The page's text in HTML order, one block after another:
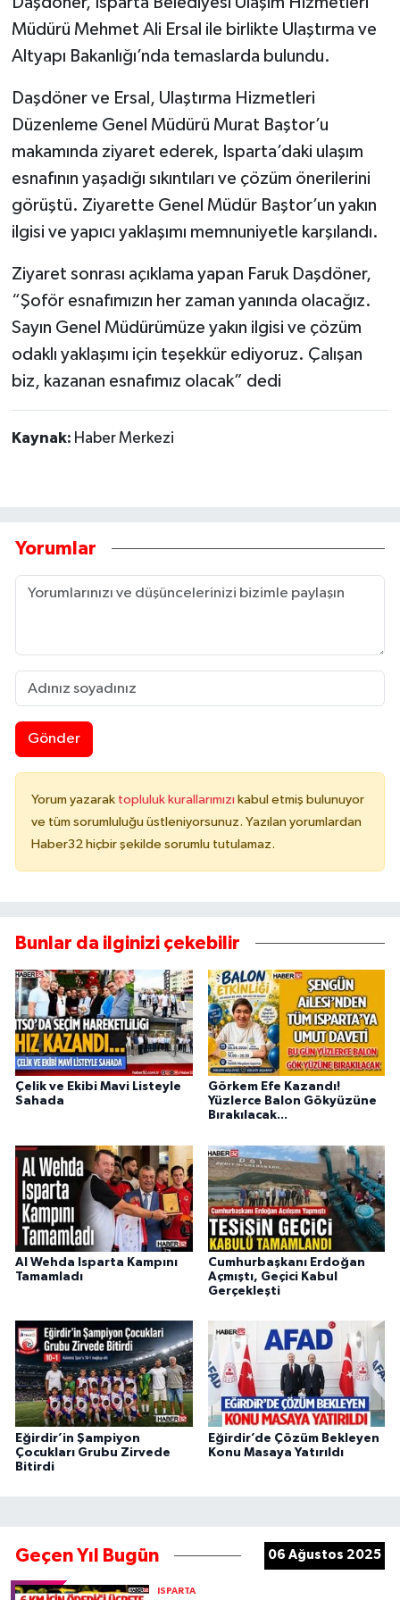
Müdürü Mehmet Ali Ersal ile birlikte Ulaştırma ve
Altyapı Bakanlığı’nda temaslarda bulundu.
Daşdöner ve Ersal, Ulaştırma Hizmetleri
Düzenleme Genel Müdürü Murat Baştor’u
makamında ziyaret ederek, Isparta’daki ulaşım
esnafının yaşadığı sıkıntıları ve çözüm önerilerini
görüştü. Ziyarette Genel Müdür Baştor’un yakın
ilgisi ve yapıcı yaklaşımı memnuniyetle karşılandı.
Ziyaret sonrası açıklama yapan Faruk Daşdöner,
“Şoför esnafımızın her zaman yanında olacağız.
Sayın Genel Müdürümüze yakın ilgisi ve çözüm
odaklı yaklaşımı için teşekkür ediyoruz. Çalışan
biz, kazanan esnafımız olacak” dedi
Kaynak: Haber Merkezi
Yorumlar
Gönder
Yorum yazarak topluluk kurallarımızı kabul etmiş bulunuyor
ve tüm sorumluluğu üstleniyorsunuz. Yazılan yorumlardan
Haber32 hiçbir şekilde sorumlu tutulamaz.
Bunlar da ilginizi çekebilir
Çelik ve Ekibi Mavi Listeyle
Sahada
Görkem Efe Kazandı!
Yüzlerce Balon Gökyüzüne
Bırakılacak...
Al Wehda Isparta Kampını
Tamamladı
Cumhurbaşkanı Erdoğan
Açmıştı, Geçici Kabul
Gerçekleşti
Eğirdir’in Şampiyon
Çocukları Grubu Zirvede
Bitirdi
Eğirdir’de Çözüm Bekleyen
Konu Masaya Yatırıldı
Geçen Yıl Bugün 06 Ağustos 2025
ISPARTA
Türkiye
Yerel
Künye